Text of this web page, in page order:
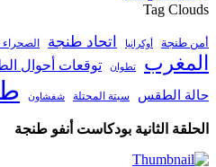
Tag Clouds
أمن طنجة أوكرانيا اتحاد طنجة الصحراء
المغرب تطوان توقعات أحوال
حالة الطقس سبتة المحتلة شفشاون
الحلقة الثانية بودكاست أنفو طنجة